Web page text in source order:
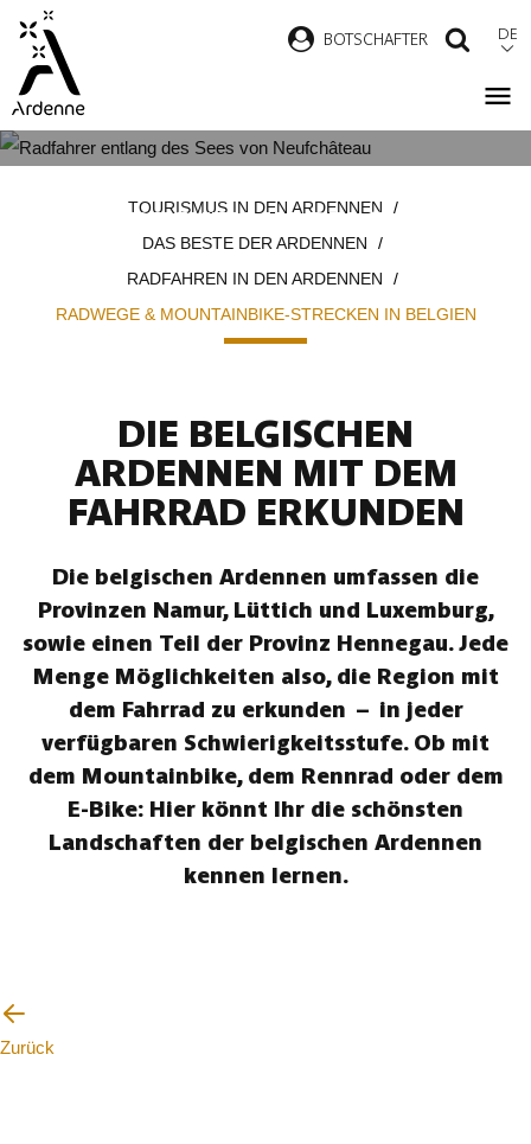
Direkt
zum
Inhalt
BOTSCHAFTER DE
STRECKEN IN BELGIEN
TOURISMUS IN DEN ARDENNEN
DAS BESTE DER ARDENNEN
RADFAHREN IN DEN ARDENNEN
RADWEGE & MOUNTAINBIKE-STRECKEN IN BELGIEN
DIE BELGISCHEN
ARDENNEN MIT DEM
FAHRRAD ERKUNDEN
Die belgischen Ardennen umfassen die
Provinzen Namur, Lüttich und Luxemburg,
sowie einen Teil der Provinz Hennegau. Jede
Menge Möglichkeiten also, die Region mit
dem Fahrrad zu erkunden – in jeder
verfügbaren Schwierigkeitsstufe. Ob mit
dem Mountainbike, dem Rennrad oder dem
E-Bike: Hier könnt Ihr die schönsten
Landschaften der belgischen Ardennen
kennen lernen.
Zurück